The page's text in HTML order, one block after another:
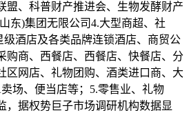
盟、科普财产推进会、生物发酵财产
东)集团无限公司4.大型商超、社
级酒店及各类品牌连锁酒店、商贸公
购商、西餐店、西餐店、快餐店、分
区网店、礼物团购、酒类进口商、大
场、便当店等；5.零售业、礼物
，据权势巨子市场调研机构数据显